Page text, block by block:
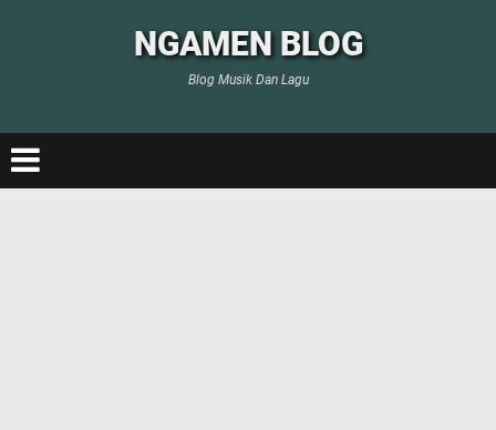
NGAMEN BLOG
Blog Musik Dan Lagu